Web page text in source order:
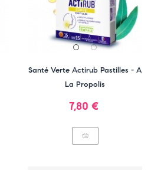
Santé Verte Actirub Pastilles - A
La Propolis
Prix
7,80 €